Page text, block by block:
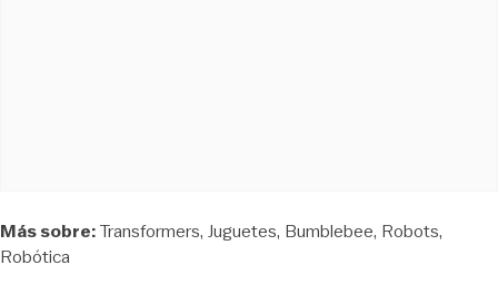
Más sobre:Transformers Juguetes Bumblebee Robots
Robótica